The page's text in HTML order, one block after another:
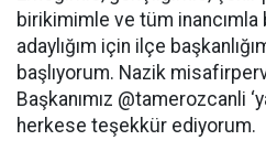
birikimimle ve tüm inancımla
adaylığım için ilçe
başlıyorum. Nazik
Başkanımız @tamerozcanli
herkese teşekkür ediyorum.